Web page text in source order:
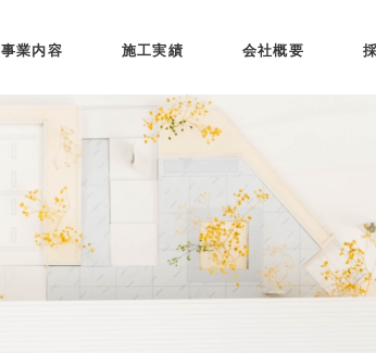
事業内容 施工実績 会社概要